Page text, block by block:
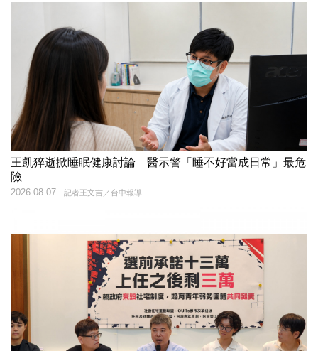
王凱猝逝掀睡眠健康討論 醫示警「睡不好當成日常」最危
險
記者王文吉／台中報導
2026-08-07